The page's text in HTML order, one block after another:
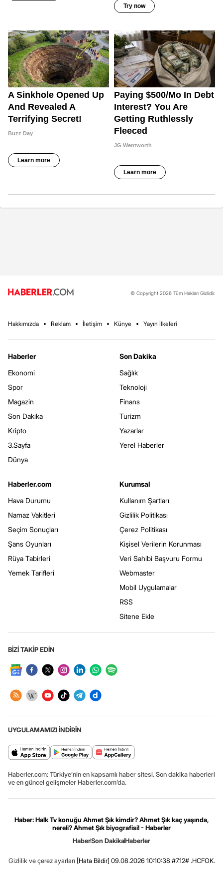
© Copyright 2026 Tüm Hakları Gizlidir.
Hakkımızda Reklam İletişim Künye Yayın İlkeleri
Haberler
Ekonomi
Spor
Magazin
Son Dakika
Kripto
3.Sayfa
Dünya
Son Dakika
Sağlık
Teknoloji
Finans
Turizm
Yazarlar
Yerel Haberler
Haberler.com
Hava Durumu
Namaz Vakitleri
Seçim Sonuçları
Şans Oyunları
Rüya Tabirleri
Yemek Tarifleri
Kurumsal
Kullanım Şartları
Gizlilik Politikası
Çerez Politikası
Kişisel Verilerin Korunması
Veri Sahibi Başvuru Formu
Webmaster
Mobil Uygulamalar
RSS
Sitene Ekle
BİZİ TAKİP EDİN
UYGULAMAMIZI İNDİRİN
Haberler.com: Türkiye’nin en kapsamlı haber sitesi. Son dakika haberleri
ve en güncel gelişmeler Haberler.com’da.
Haber: Halk Tv konuğu Ahmet Şık kimdir? Ahmet Şık kaç yaşında,
nereli? Ahmet Şık biyografisi! - Haberler
HaberSon DakikaHaberler
Gizlilik ve çerez ayarları [Hata Bildir] 09.08.2026 10:10:38 #7.12# .HCFOK.